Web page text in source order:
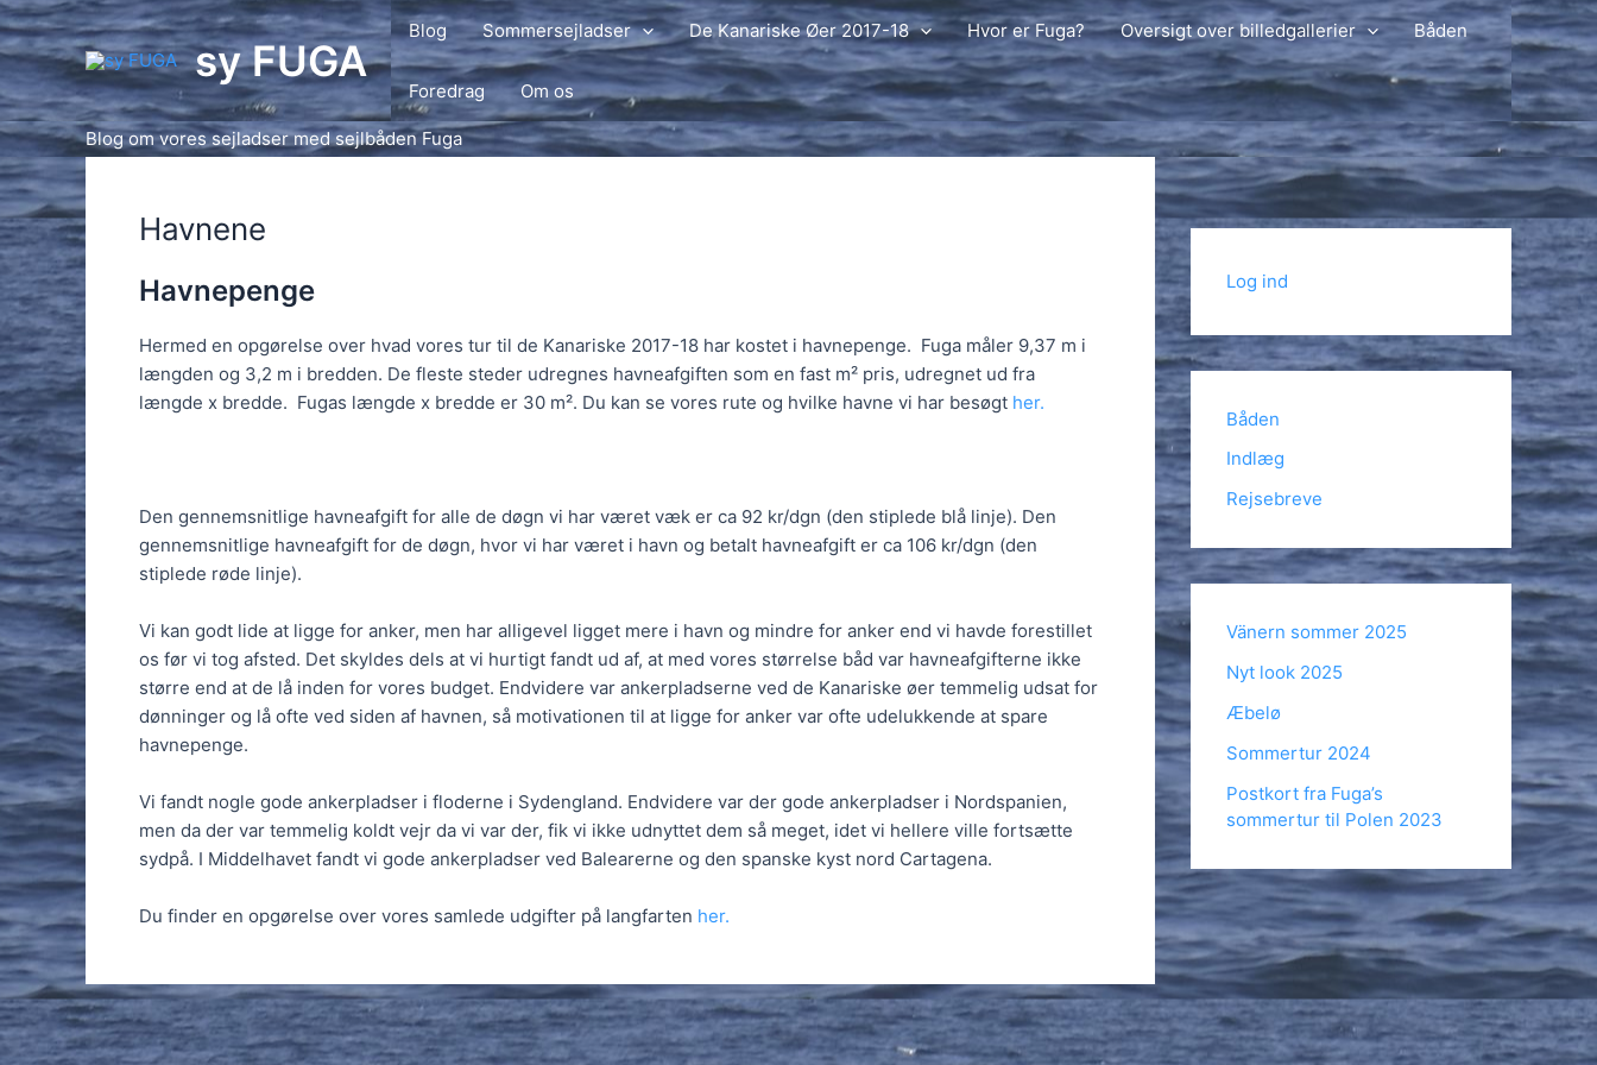
Gå
til
indholdet
sy FUGA
Blog Sommersejladser De Kanariske Øer 2017-18 Hvor er Fuga? Oversigt over billedgallerier Båden
Foredrag Om os
Blog om vores sejladser med sejlbåden Fuga
Havnene
Havnepenge
Hermed en opgørelse over hvad vores tur til de Kanariske 2017-18 har kostet i havnepenge. Fuga måler 9,37 m i
længden og 3,2 m i bredden. De fleste steder udregnes havneafgiften som en fast m² pris, udregnet ud fra
længde x bredde. Fugas længde x bredde er 30 m². Du kan se vores rute og hvilke havne vi har besøgt her.
Den gennemsnitlige havneafgift for alle de døgn vi har været væk er ca 92 kr/dgn (den stiplede blå linje). Den
gennemsnitlige havneafgift for de døgn, hvor vi har været i havn og betalt havneafgift er ca 106 kr/dgn (den
stiplede røde linje).
Vi kan godt lide at ligge for anker, men har alligevel ligget mere i havn og mindre for anker end vi havde forestillet
os før vi tog afsted. Det skyldes dels at vi hurtigt fandt ud af, at med vores størrelse båd var havneafgifterne ikke
større end at de lå inden for vores budget. Endvidere var ankerpladserne ved de Kanariske øer temmelig udsat for
dønninger og lå ofte ved siden af havnen, så motivationen til at ligge for anker var ofte udelukkende at spare
havnepenge.
Vi fandt nogle gode ankerpladser i floderne i Sydengland. Endvidere var der gode ankerpladser i Nordspanien,
men da der var temmelig koldt vejr da vi var der, fik vi ikke udnyttet dem så meget, idet vi hellere ville fortsætte
sydpå. I Middelhavet fandt vi gode ankerpladser ved Balearerne og den spanske kyst nord Cartagena.
Du finder en opgørelse over vores samlede udgifter på langfarten her.
Log ind
Båden
Indlæg
Rejsebreve
Vänern sommer 2025
Nyt look 2025
Æbelø
Sommertur 2024
Postkort fra Fuga’s
sommertur til Polen 2023